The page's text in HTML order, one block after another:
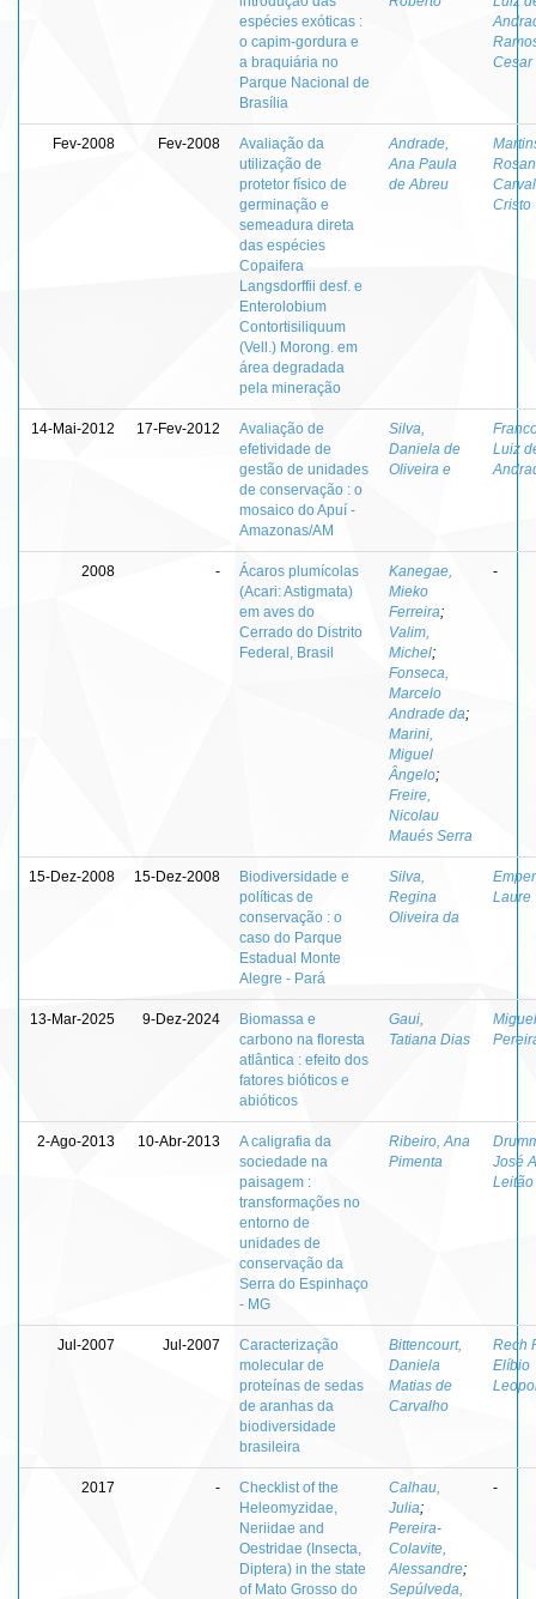
espécies exóticas :
o capim-gordura e
a braquiária no
Parque Nacional de
Brasília
Cesar
Fev-2008 Fev-2008
Avaliação da
utilização de
protetor físico de
germinação e
semeadura direta
das espécies
Copaifera
Langsdorffii desf. e
Enterolobium
Contortisiliquum
(Vell.) Morong. em
área degradada
pela mineração
Andrade,
Ana Paula
de Abreu
Cristo
14-Mai-2012 17-Fev-2012
Avaliação de
efetividade de
gestão de unidades
de conservação : o
mosaico do Apuí -
Amazonas/AM
Silva,
Daniela de
Oliveira e
Luiz
2008 -
Ácaros plumícolas
(Acari: Astigmata)
em aves do
Cerrado do Distrito
Federal, Brasil
Kanegae,
Mieko
Ferreira;
Valim,
Michel;
Fonseca,
Marcelo
Andrade da;
Marini,
Miguel
Ângelo;
Freire,
Nicolau
Maués Serra
-
15-Dez-2008 15-Dez-2008
Biodiversidade e
políticas de
conservação : o
caso do Parque
Estadual Monte
Alegre - Pará
Silva,
Regina
Oliveira da
Laure
13-Mar-2025 9-Dez-2024
Biomassa e
carbono na floresta
atlântica : efeito dos
fatores bióticos e
abióticos
Gaui,
Tatiana Dias
2-Ago-2013 10-Abr-2013
A caligrafia da
sociedade na
paisagem :
transformações no
entorno de
unidades de
conservação da
Serra do Espinhaço
- MG
Ribeiro, Ana
Pimenta
José
Leitão
Jul-2007 Jul-2007
Caracterização
molecular de
proteínas de sedas
de aranhas da
biodiversidade
brasileira
Bittencourt,
Daniela
Matias de
Carvalho
Rech
Elíbio
2017 -
Checklist of the
Heleomyzidae,
Neriidae and
Oestridae (Insecta,
Diptera) in the state
of Mato Grosso do
Calhau,
Julia;
Pereira-
Colavite,
Alessandre;
Sepúlveda,
-